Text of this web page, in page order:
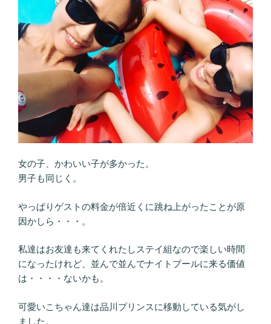
女の子、かわいい子が多かった。
男子も同じく。
やっぱりゲストの料金が倍近くに跳ね上がったことが原
因かしら・・・。
私達はお友達も来てくれたしステイ組なので楽しい時間
になったけれど、並んで並んでナイトプールに来る価値
は・・・・ないかも。
可愛いこちゃん達は品川プリンスに移動している気がし
ました。